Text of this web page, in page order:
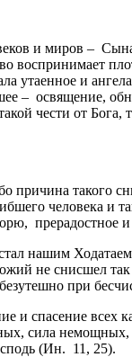
и миров –
воспринимает
утаенное и
– освящение,
чести от Бога,
такого
человека и
нашим
не снисшел так
при
и спасение всех
сила
(Ин. 11, 25).